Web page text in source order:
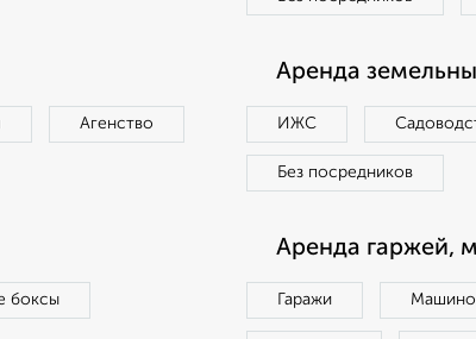
Агенство
Аренда
ИЖС
Без посредников
боксы
Аренда гаржей,
Гаражи